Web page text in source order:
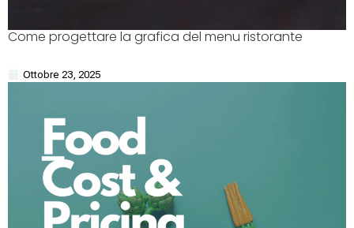
Come progettare la grafica del menu ristorante
Ottobre 23, 2025